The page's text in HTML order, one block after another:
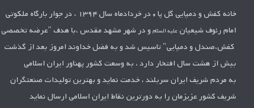
خانه کفش و دمپایی گل پا *در خردادماه سال 1394 ، در جوار بارگاه ملکوتی
امام رئوف شیعیان علیه السلام و در شهر مشهد مقدس ،با هدف "عرضه تخصصی
کفش،صندل و دمپایی" تاسیس شدو به فضل خداوند امروز بعد از گذشت
بیش از هشت سال افتخار دارد ، به وسعت کشور پهناور ایران اسلامی
به مردم شریف ایران سربلند ، خدمت نماید و بهترین تولیداتصنعتگران
شریف کشور عزیزمان را به دورترین نقاط ایران اسلامی ارسال نماید